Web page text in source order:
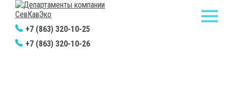
+7 (863) 320-10-25
+7 (863) 320-10-26